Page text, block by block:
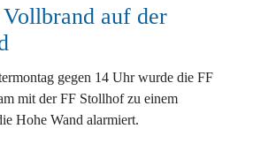
auf der
gegen 14 Uhr wurde die FF
mit der FF Stollhof zu einem
Hohe Wand alarmiert.